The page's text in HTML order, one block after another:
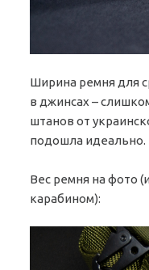
Ширина ремня для
в джинсах –
штанов от
подошла идеально.
Вес ремня на фото
карабином):